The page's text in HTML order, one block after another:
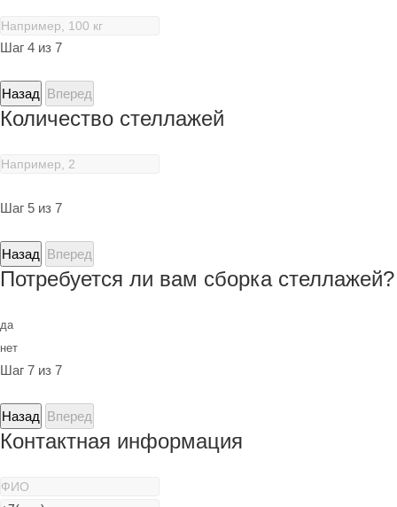
Шаг 4 из 7
Назад Вперед
Количество стеллажей
Шаг 5 из 7
Назад Вперед
Потребуется ли вам сборка стеллажей?
да
нет
Шаг 7 из 7
Назад Вперед
Контактная информация